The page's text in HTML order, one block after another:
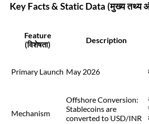
Key Facts & Static Data (मुख्य तथ्य
Feature
(विशेषता)
Description
Primary Launch May 2026
Mechanism
Offshore Conversion:
Stablecoins are
converted to USD/INR